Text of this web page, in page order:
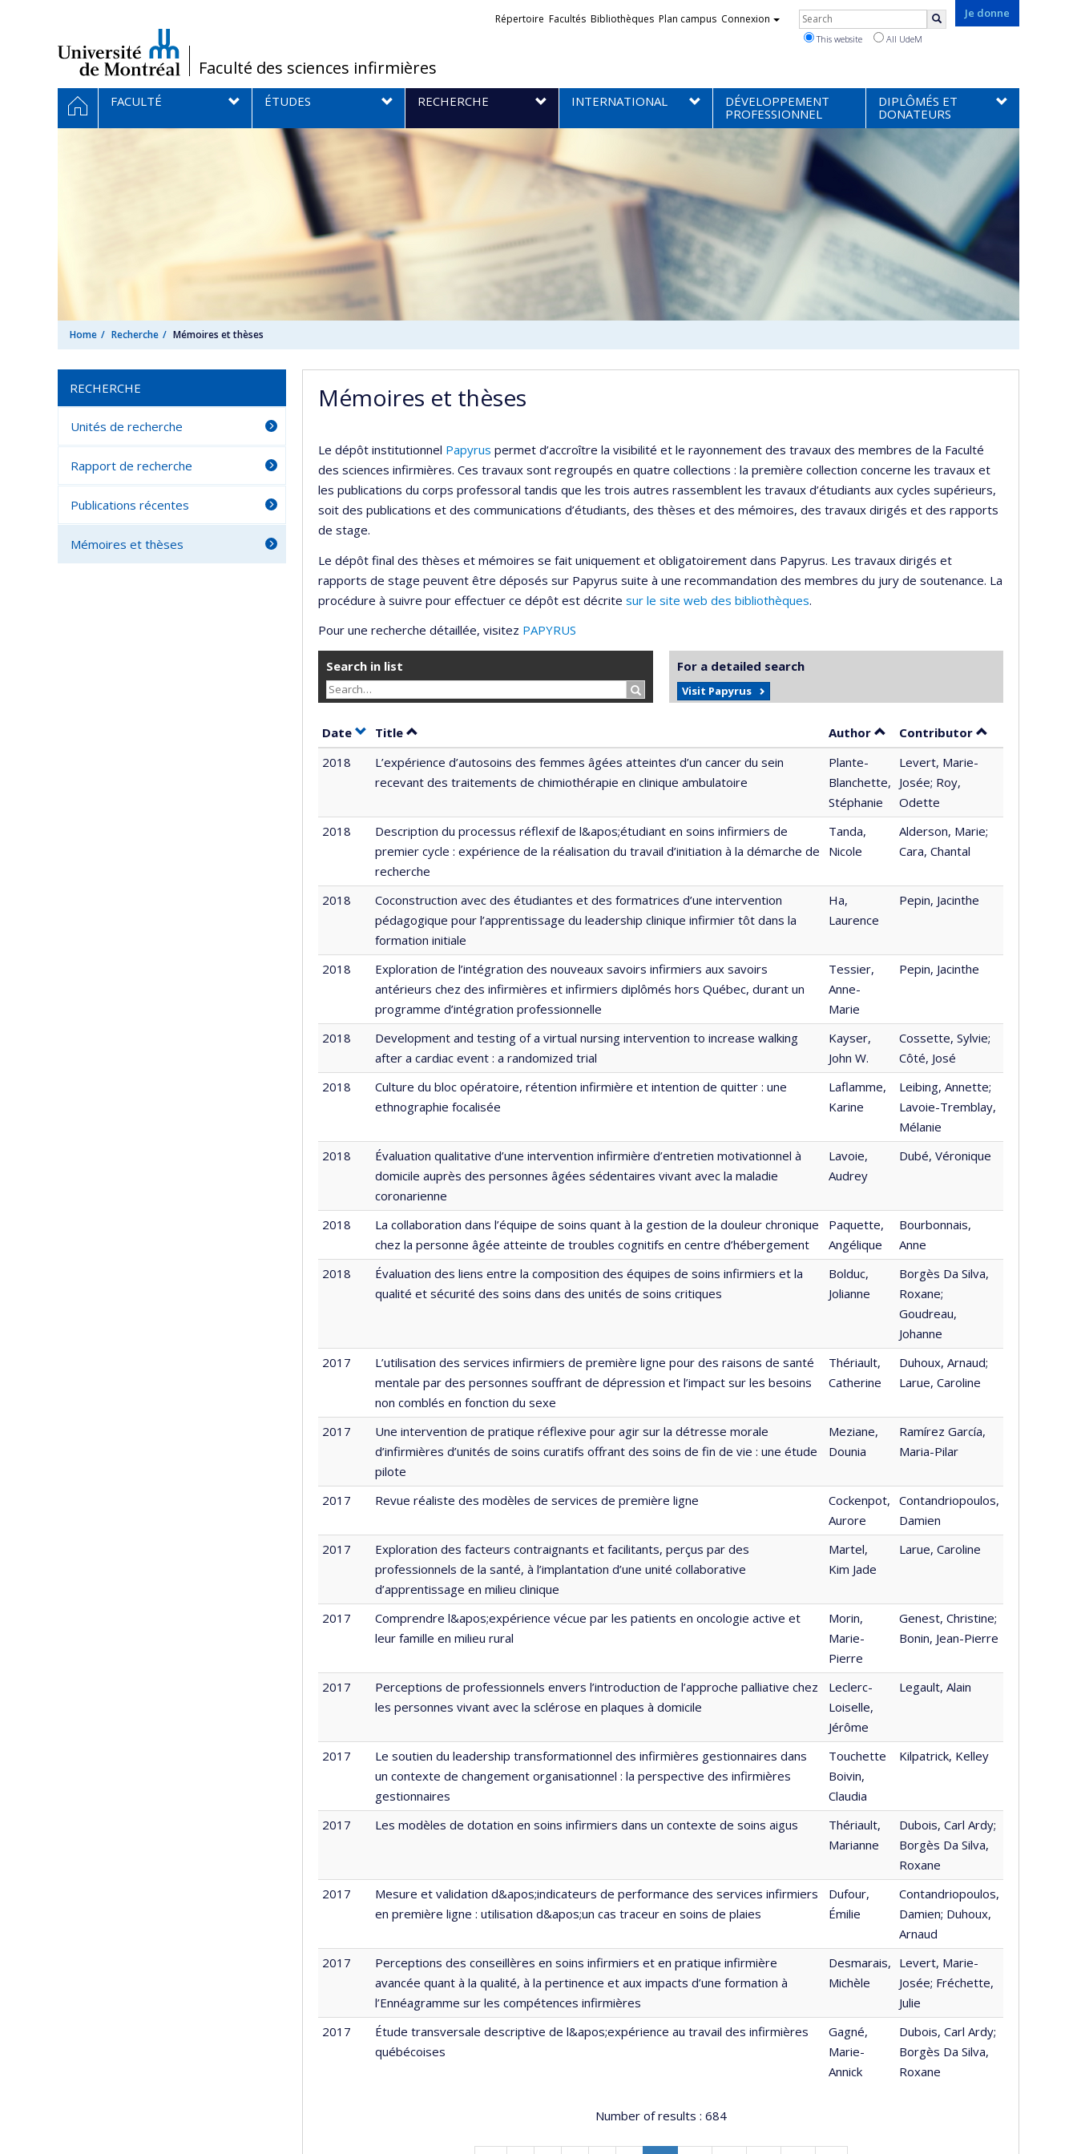
/Faculté des sciences infirmières
Je donne
Liens
Répertoire Facultés Bibliothèques Plan campus Connexion Rechercher
This website All UdeM
Navigation
principale
HOMEFACULTÉ ÉTUDES RECHERCHE INTERNATIONAL
DÉVELOPPEMENT
PROFESSIONNEL
DIPLÔMÉS ET
DONATEURS
Home Recherche Mémoires et thèses
Mémoires et thèses
Le dépôt institutionnel Papyrus permet d’accroître la visibilité et le rayonnement des travaux des membres de la Faculté
des sciences infirmières. Ces travaux sont regroupés en quatre collections : la première collection concerne les travaux et
les publications du corps professoral tandis que les trois autres rassemblent les travaux d’étudiants aux cycles supérieurs,
soit des publications et des communications d’étudiants, des thèses et des mémoires, des travaux dirigés et des rapports
de stage.
Le dépôt final des thèses et mémoires se fait uniquement et obligatoirement dans Papyrus. Les travaux dirigés et
rapports de stage peuvent être déposés sur Papyrus suite à une recommandation des membres du jury de soutenance. La
procédure à suivre pour effectuer ce dépôt est décrite sur le site web des bibliothèques.
Pour une recherche détaillée, visitez PAPYRUS
Search in list
Search…
For a detailed search
Visit Papyrus
Date Sort by date in ascending order
Title Sort by title in ascending order Author Sort by author in ascending
Contributor by contributor
2018
L’expérience d’autosoins des femmes âgées atteintes d’un cancer du sein
recevant des traitements de chimiothérapie en clinique ambulatoire
Plante-
Blanchette,
Stéphanie
Levert, Marie-
Josée; Roy,
Odette
2018
Description du processus réflexif de l&apos;étudiant en soins infirmiers de
premier cycle : expérience de la réalisation du travail d’initiation à la démarche de
recherche
Tanda,
Nicole
Alderson, Marie;
Cara, Chantal
2018
Coconstruction avec des étudiantes et des formatrices d’une intervention
pédagogique pour l’apprentissage du leadership clinique infirmier tôt dans la
formation initiale
Ha,
Laurence
Pepin, Jacinthe
2018
Exploration de l’intégration des nouveaux savoirs infirmiers aux savoirs
antérieurs chez des infirmières et infirmiers diplômés hors Québec, durant un
programme d’intégration professionnelle
Tessier,
Anne-
Marie
Pepin, Jacinthe
2018
Development and testing of a virtual nursing intervention to increase walking
after a cardiac event : a randomized trial
Kayser,
John W.
Cossette, Sylvie;
Côté, José
2018
Culture du bloc opératoire, rétention infirmière et intention de quitter : une
ethnographie focalisée
Laflamme,
Karine
Leibing, Annette;
Lavoie-Tremblay,
Mélanie
2018
Évaluation qualitative d’une intervention infirmière d’entretien motivationnel à
domicile auprès des personnes âgées sédentaires vivant avec la maladie
coronarienne
Lavoie,
Audrey
Dubé, Véronique
2018
La collaboration dans l’équipe de soins quant à la gestion de la douleur chronique
chez la personne âgée atteinte de troubles cognitifs en centre d’hébergement
Paquette,
Angélique
Bourbonnais,
Anne
2018
Évaluation des liens entre la composition des équipes de soins infirmiers et la
qualité et sécurité des soins dans des unités de soins critiques
Bolduc,
Jolianne
Borgès Da Silva,
Roxane;
Goudreau,
Johanne
2017
L’utilisation des services infirmiers de première ligne pour des raisons de santé
mentale par des personnes souffrant de dépression et l’impact sur les besoins
non comblés en fonction du sexe
Thériault,
Catherine
Duhoux, Arnaud;
Larue, Caroline
2017
Une intervention de pratique réflexive pour agir sur la détresse morale
d’infirmières d’unités de soins curatifs offrant des soins de fin de vie : une étude
pilote
Meziane,
Dounia
Ramírez García,
Maria-Pilar
2017 Revue réaliste des modèles de services de première ligne
Cockenpot,
Aurore
Contandriopoulos,
Damien
2017
Exploration des facteurs contraignants et facilitants, perçus par des
professionnels de la santé, à l’implantation d’une unité collaborative
d’apprentissage en milieu clinique
Martel,
Kim Jade
Larue, Caroline
2017
Comprendre l&apos;expérience vécue par les patients en oncologie active et
leur famille en milieu rural
Morin,
Marie-
Pierre
Genest, Christine;
Bonin, Jean-Pierre
2017
Perceptions de professionnels envers l’introduction de l’approche palliative chez
les personnes vivant avec la sclérose en plaques à domicile
Leclerc-
Loiselle,
Jérôme
Legault, Alain
2017
Le soutien du leadership transformationnel des infirmières gestionnaires dans
un contexte de changement organisationnel : la perspective des infirmières
gestionnaires
Touchette
Boivin,
Claudia
Kilpatrick, Kelley
2017 Les modèles de dotation en soins infirmiers dans un contexte de soins aigus
Thériault,
Marianne
Dubois, Carl Ardy;
Borgès Da Silva,
Roxane
2017
Mesure et validation d&apos;indicateurs de performance des services infirmiers
en première ligne : utilisation d&apos;un cas traceur en soins de plaies
Dufour,
Émilie
Contandriopoulos,
Damien; Duhoux,
Arnaud
2017
Perceptions des conseillères en soins infirmiers et en pratique infirmière
avancée quant à la qualité, à la pertinence et aux impacts d’une formation à
l’Ennéagramme sur les compétences infirmières
Desmarais,
Michèle
Levert, Marie-
Josée; Fréchette,
Julie
2017
Étude transversale descriptive de l&apos;expérience au travail des infirmières
québécoises
Gagné,
Marie-
Annick
Dubois, Carl Ardy;
Borgès Da Silva,
Roxane
Number of results : 684
RECHERCHE
Unités de recherche
Rapport de recherche
Publications récentes
Mémoires et thèses